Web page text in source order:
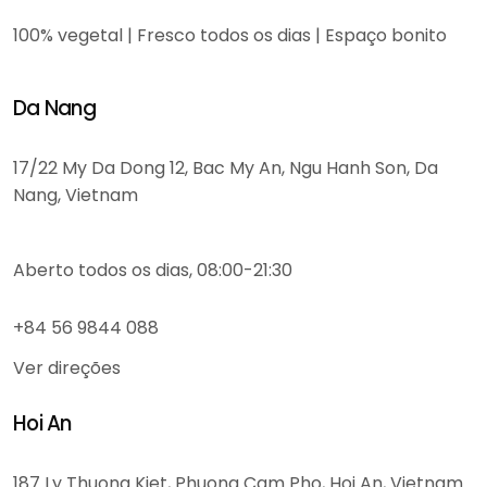
100% vegetal | Fresco todos os dias | Espaço bonito
Da Nang
17/22 My Da Dong 12, Bac My An, Ngu Hanh Son, Da
Nang, Vietnam
Aberto todos os dias, 08:00-21:30
+84 56 9844 088
Ver direções
Hoi An